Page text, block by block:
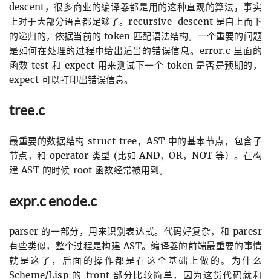
descent，很多商业的编译器都是用的这种直观的算法，事实
上对于大部分语言都足够了。recursive-descent 是自上而下
的递归的，依据当前的 token 匹配语法结构。一个重要的问题
是如何在处理的过程中给出适当的错误信息。error.c 里面的
函数 test 和 expect 用来测试下一个 token 是否是预期的，
expect 可以打印出错误信息。
tree.c
最重要的数据结构 struct tree，AST 中的基本节点，包含子
节点，和 operator 类型 (比如 AND，OR，NOT 等）。在构
建 AST 的时候 root 函数经常被用到。
expr.c enode.c
parser 的一部分，用来识别表达式。代码好复杂，和 paresr
有些类似，整个过程是构建 AST。编译器的前端最重要的事情
就是这了，后面的操作都是在这个基础上做的。为什么
Scheme/Lisp 的 front 部分比较简单，因为这货代码就和